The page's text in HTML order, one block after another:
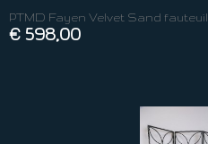
PTMD Fayen Velvet Sand fauteuil
€ 598,00